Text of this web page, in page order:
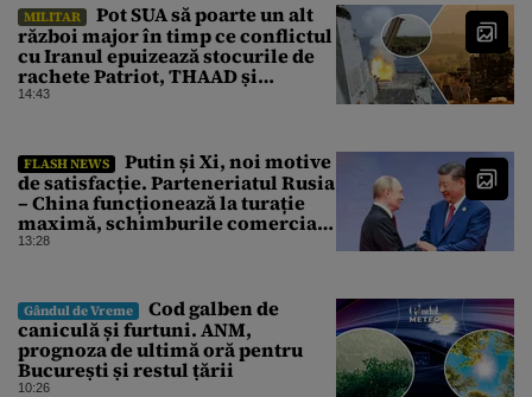
unică
MILITAR
Pot SUA să poarte un alt
război major în timp ce conflictul
cu Iranul epuizează stocurile de
rachete Patriot, THAAD și
Tomahawk?
14:43
FLASH NEWS
Putin și Xi, noi motive
de satisfacție. Parteneriatul Rusia
– China funcționează la turație
maximă, schimburile comerciale
ating niveluri record
13:28
Gândul de Vreme
Cod galben de
caniculă și furtuni. ANM,
prognoza de ultimă oră pentru
București și restul țării
10:26